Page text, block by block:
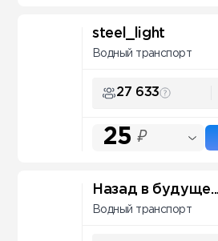
steel_light
Водный транспорт
27 633
25 ₽
Назад в
Водный транспорт